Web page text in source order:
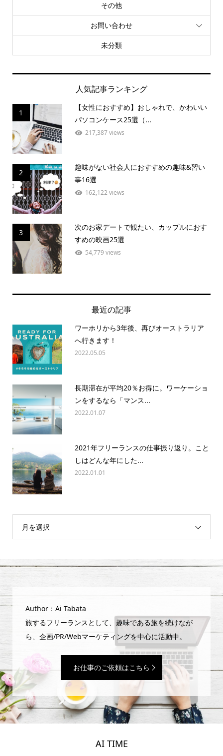
その他
お問い合わせ
未分類
人気記事ランキング
1
【女性におすすめ】おしゃれで、かわいい
パソコンケース25選（...
217,387 views
2
趣味がない社会人におすすめの趣味&習い
事16選
162,122 views
3
次のお家デートで観たい、カップルにおす
すめの映画25選
54,779 views
最近の記事
ワーホリから3年後、再びオーストラリア
へ行きます！
2022.05.05
長期滞在が平均20％お得に。ワーケーショ
ンをするなら「マンス...
2022.01.07
2021年フリーランスの仕事振り返り。こと
しはどんな年にした...
2022.01.01
月を選択
Author：Ai Tabata
旅するフリーランスとして、趣味である旅を続けなが
ら、企画/PR/Webマーケティングを中心に活動中。
お仕事のご依頼はこちら
AI TIME